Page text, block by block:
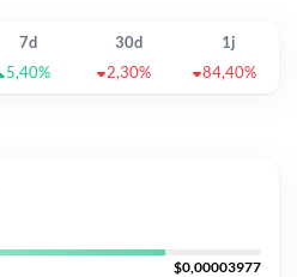
7d 30d
1j
5,40% 2,30% 84,40%
$0,00003977